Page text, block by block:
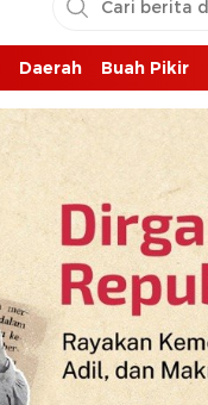
Daerah Buah Pikir